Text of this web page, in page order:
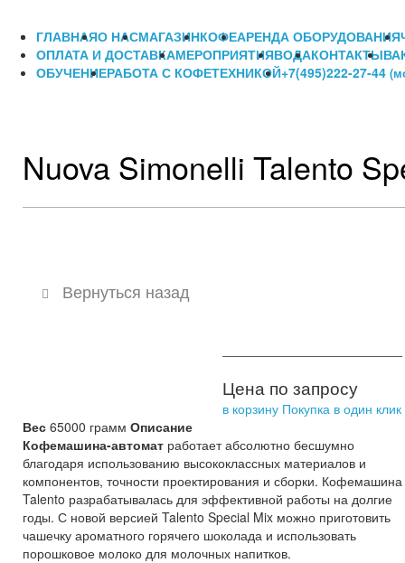
ГЛАВНАЯО НАСМАГАЗИНКОФЕАРЕНДА ОБОРУДОВАНИЯ
ОПЛАТА И ДОСТАВКАМЕРОПРИЯТИЯВОДАКОНТАКТЫ
ОБУЧЕНИЕРАБОТА С КОФЕТЕХНИКОЙ+7(495)222-27-44
Nuova Simonelli Talento
Вернуться назад
Цена по запросу
в корзину Покупка в один клик
Вес 65000 грамм Описание
Кофемашина-автомат работает абсолютно бесшумно
благодаря использованию высококлассных материалов и
компонентов, точности проектирования и сборки. Кофемашина
Talento разрабатывалась для эффективной работы на долгие
годы. С новой версией Talento Special Mix можно приготовить
чашечку ароматного горячего шоколада и использовать
порошковое молоко для молочных напитков.